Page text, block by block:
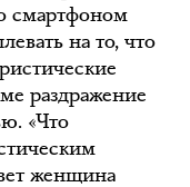
смартфоном
на то, что
раздражение
«Что
женщина